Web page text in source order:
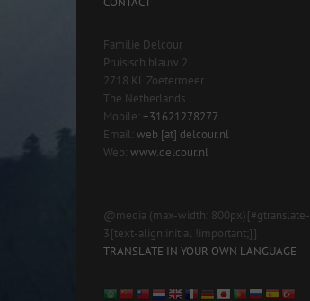
Familie Delcour
Pruisisch blauw 2
2718 KL Zoetermeer
The Netherlands
Mobile: +31621278277
Email: web [at] delcour.nl
Web: www.delcour.nl
@media (max-width: 800px){#gtranslate-
3{text-align:initial !important;}}
TRANSLATE IN YOUR OWN LANGUAGE